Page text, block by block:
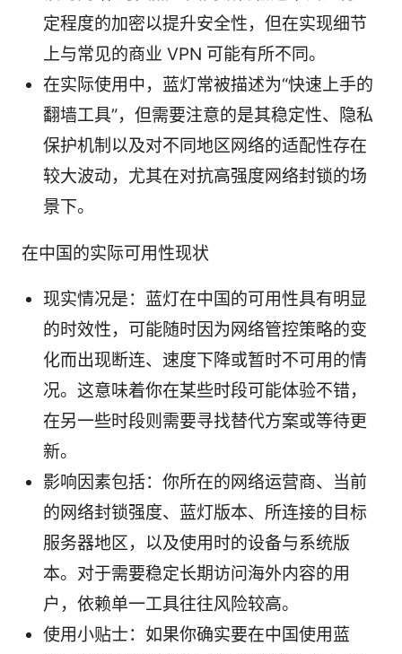
定程度的加密以提升安全性，但在实现细节
上与常见的商业 VPN 可能有所不同。
在实际使用中，蓝灯常被描述为“快速上手的
翻墙工具”，但需要注意的是其稳定性、隐私
保护机制以及对不同地区网络的适配性存在
较大波动，尤其在对抗高强度网络封锁的场
景下。
在中国的实际可用性现状
现实情况是：蓝灯在中国的可用性具有明显
的时效性，可能随时因为网络管控策略的变
化而出现断连、速度下降或暂时不可用的情
况。这意味着你在某些时段可能体验不错，
在另一些时段则需要寻找替代方案或等待更
新。
影响因素包括：你所在的网络运营商、当前
的网络封锁强度、蓝灯版本、所连接的目标
服务器地区，以及使用时的设备与系统版
本。对于需要稳定长期访问海外内容的用
户，依赖单一工具往往风险较高。
使用小贴士：如果你确实要在中国使用蓝